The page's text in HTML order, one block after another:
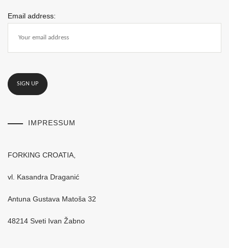
Email address:
IMPRESSUM
FORKING CROATIA,
vl. Kasandra Draganić
Antuna Gustava Matoša 32
48214 Sveti Ivan Žabno